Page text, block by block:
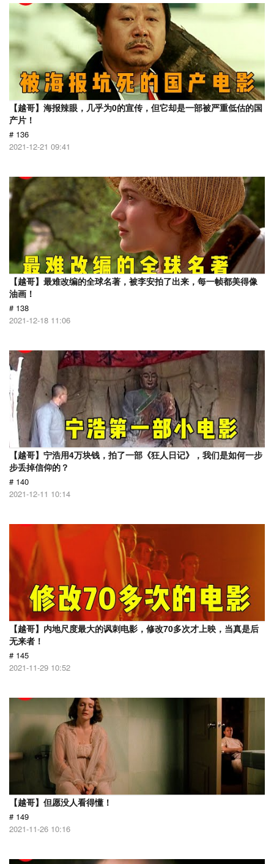
【越哥】海报辣眼，几乎为0的宣传，但它却是一部被严重低估的国
产片！
# 136
2021-12-21 09:41
【越哥】最难改编的全球名著，被李安拍了出来，每一帧都美得像
油画！
# 138
2021-12-18 11:06
【越哥】宁浩用4万块钱，拍了一部《狂人日记》，我们是如何一步
步丢掉信仰的？
# 140
2021-12-11 10:14
【越哥】内地尺度最大的讽刺电影，修改70多次才上映，当真是后
无来者！
# 145
2021-11-29 10:52
【越哥】但愿没人看得懂！
# 149
2021-11-26 10:16